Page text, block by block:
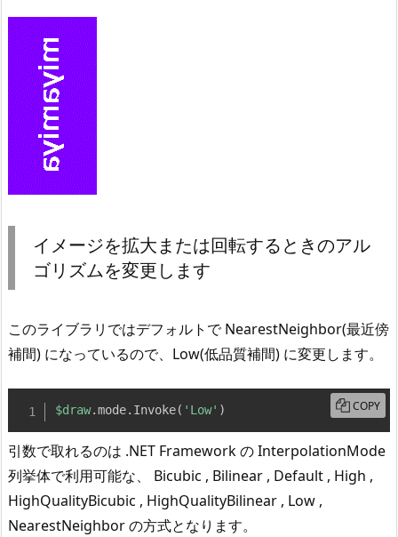
イメージを拡大または回転するときのアル
ゴリズムを変更します
このライブラリではデフォルトで NearestNeighbor(最近傍
補間) になっているので、Low(低品質補間) に変更します。
$draw.mode. Invoke( 'Low' ) COPY
引数で取れるのは .NET Framework の InterpolationMode
列挙体で利用可能な、 Bicubic , Bilinear , Default , High ,
HighQualityBicubic , HighQualityBilinear , Low ,
NearestNeighbor の方式となります。